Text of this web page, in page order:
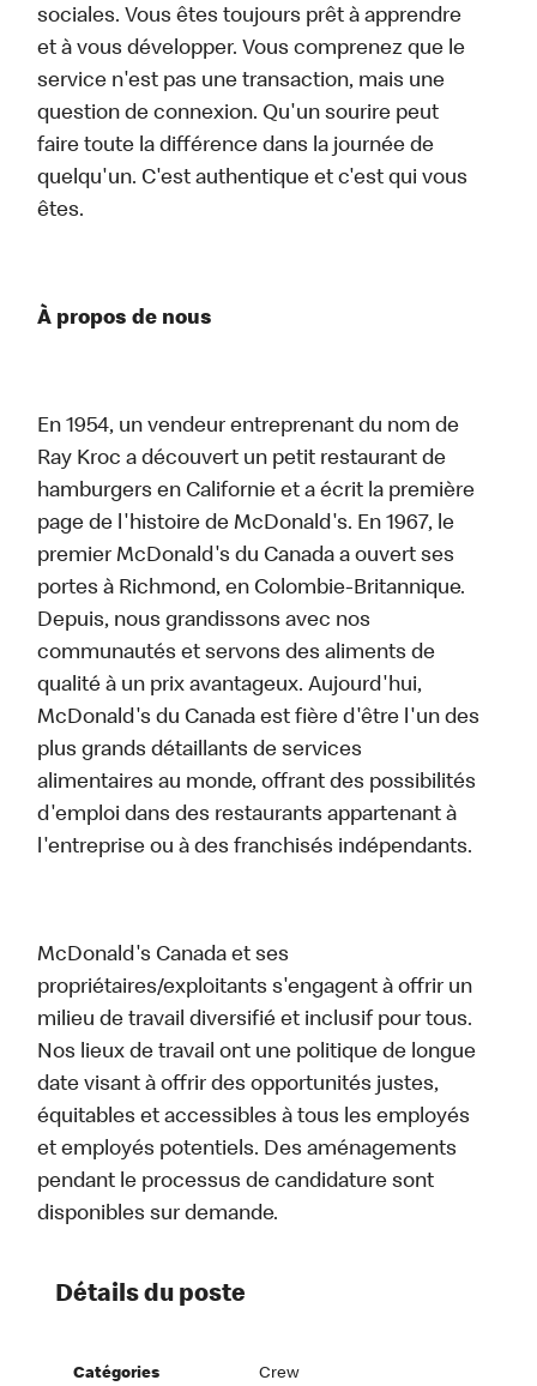
sociales. Vous êtes toujours prêt à apprendre
et à vous développer. Vous comprenez que le
service n'est pas une transaction, mais une
question de connexion. Qu'un sourire peut
faire toute la différence dans la journée de
quelqu'un. C'est authentique et c'est qui vous
êtes.
À propos de nous
En 1954, un vendeur entreprenant du nom de
Ray Kroc a découvert un petit restaurant de
hamburgers en Californie et a écrit la première
page de l'histoire de McDonald's. En 1967, le
premier McDonald's du Canada a ouvert ses
portes à Richmond, en Colombie-Britannique.
Depuis, nous grandissons avec nos
communautés et servons des aliments de
qualité à un prix avantageux. Aujourd'hui,
McDonald's du Canada est fière d'être l'un des
plus grands détaillants de services
alimentaires au monde, offrant des possibilités
d'emploi dans des restaurants appartenant à
l'entreprise ou à des franchisés indépendants.
McDonald's Canada et ses
propriétaires/exploitants s'engagent à offrir un
milieu de travail diversifié et inclusif pour tous.
Nos lieux de travail ont une politique de longue
date visant à offrir des opportunités justes,
équitables et accessibles à tous les employés
et employés potentiels. Des aménagements
pendant le processus de candidature sont
disponibles sur demande.
Détails du poste
Catégories Crew